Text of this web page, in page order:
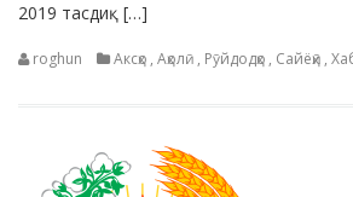
2019 тасдиқ […]
roghun Аксҳо , Аҳолӣ , Рӯйдодҳо , Сайёҳӣ ,